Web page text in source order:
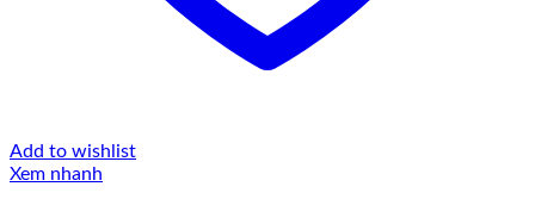
Add to wishlist
Xem nhanh